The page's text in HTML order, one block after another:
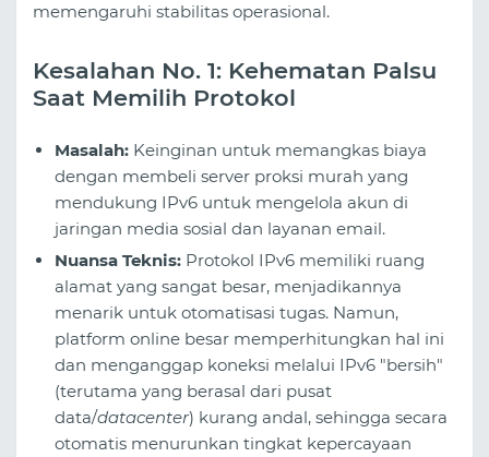
memengaruhi stabilitas operasional.
Kesalahan No. 1: Kehematan Palsu
Saat Memilih Protokol
Masalah: Keinginan untuk memangkas biaya
dengan membeli server proksi murah yang
mendukung IPv6 untuk mengelola akun di
jaringan media sosial dan layanan email.
Nuansa Teknis: Protokol IPv6 memiliki ruang
alamat yang sangat besar, menjadikannya
menarik untuk otomatisasi tugas. Namun,
platform online besar memperhitungkan hal ini
dan menganggap koneksi melalui IPv6 "bersih"
(terutama yang berasal dari pusat
data/datacenter) kurang andal, sehingga secara
otomatis menurunkan tingkat kepercayaan